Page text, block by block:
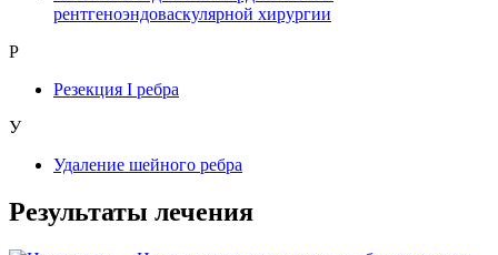
рентгеноэндоваскулярной хирургии
Р
Резекция I ребра
У
Удаление шейного ребра
Результаты лечения